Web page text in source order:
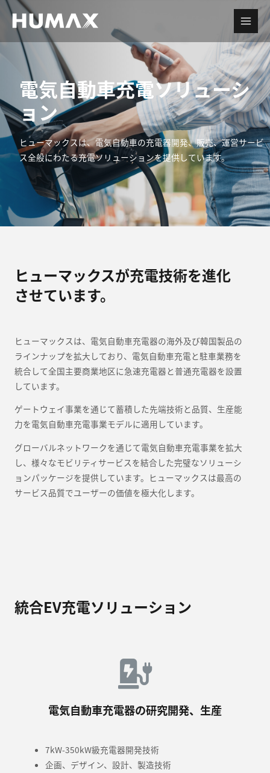
電気自動車充電ソリューシ
ョン
ヒューマックスは、電気自動車の充電器開発、販売、運営サービ
ス全般にわたる充電ソリューションを提供しています。
ヒューマックスが充電技術を進化
させています。
ヒューマックスは、電気自動車充電器の海外及び韓国製品の
ラインナップを拡大しており、電気自動車充電と駐車業務を
統合して全国主要商業地区に急速充電器と普通充電器を設置
しています。
ゲートウェイ事業を通じて蓄積した先端技術と品質、生産能
力を電気自動車充電事業モデルに適用しています。
グローバルネットワークを通じて電気自動車充電事業を拡大
し、様々なモビリティサービスを結合した完璧なソリューシ
ョンパッケージを提供しています。ヒューマックスは最高の
サービス品質でユーザーの価値を極大化します。
統合EV充電ソリューション
電気自動車充電器の研究開発、生産
7kW-350kW級充電器開発技術
企画、デザイン、設計、製造技術